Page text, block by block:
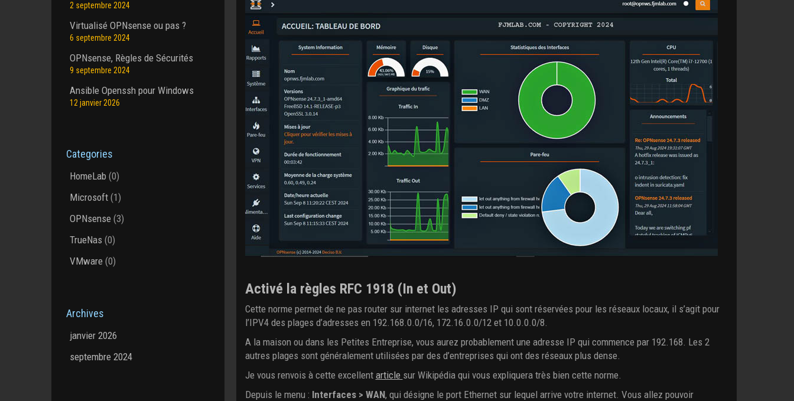
Activé la règles RFC 1918 (In et Out)
Cette norme permet de ne pas router sur internet les adresses IP qui sont réservées pour les réseaux locaux, il s’agit pour
l’IPV4 des plages d’adresses en 192.168.0.0/16, 172.16.0.0/12 et 10.0.0.0/8.
A la maison ou dans les Petites Entreprise, vous aurez probablement une adresse IP qui commence par 192.168. Les 2
autres plages sont généralement utilisées par des d’entreprises qui ont des réseaux plus dense.
Je vous renvois à cette excellent article sur Wikipédia qui vous expliquera très bien cette norme.
Depuis le menu : Interfaces > WAN, qui désigne le port Ethernet sur lequel arrive votre internet. Vous allez pouvoir
2 septembre 2024
Virtualisé OPNsense ou pas ?
6 septembre 2024
OPNsense, Règles de Sécurités
9 septembre 2024
Ansible Openssh pour Windows
12 janvier 2026
Categories
HomeLab (0)
Microsoft (1)
OPNsense (3)
TrueNas (0)
VMware (0)
Archives
janvier 2026
septembre 2024